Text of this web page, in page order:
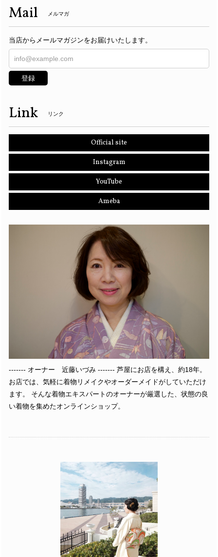
Mail メルマガ
当店からメールマガジンをお届けいたします。
登録
Link リンク
Official site
Instagram
YouTube
Ameba
------- オーナー 近藤いづみ ------- 芦屋にお店を構え、約18年。
お店では、気軽に着物リメイクやオーダーメイドがしていただけ
ます。 そんな着物エキスパートのオーナーが厳選した、状態の良
い着物を集めたオンラインショップ。